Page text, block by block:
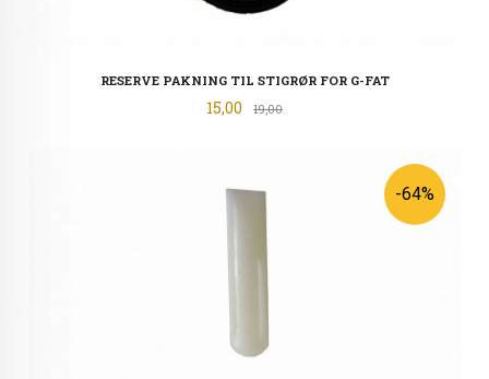
RESERVE PAKNING TIL STIGRØR FOR G-FAT
Tilbud
15,00 19,00Rabatt
-64%